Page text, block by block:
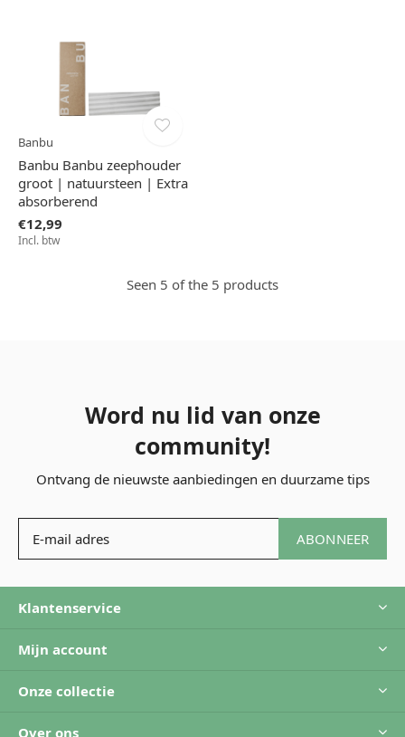
Banbu
Banbu Banbu zeephouder
groot | natuursteen | Extra
absorberend
€12,99
Incl. btw
Seen 5 of the 5 products
Word nu lid van onze
community!
Ontvang de nieuwste aanbiedingen en duurzame tips
ABONNEER
Klantenservice
Mijn account
Onze collectie
Over ons